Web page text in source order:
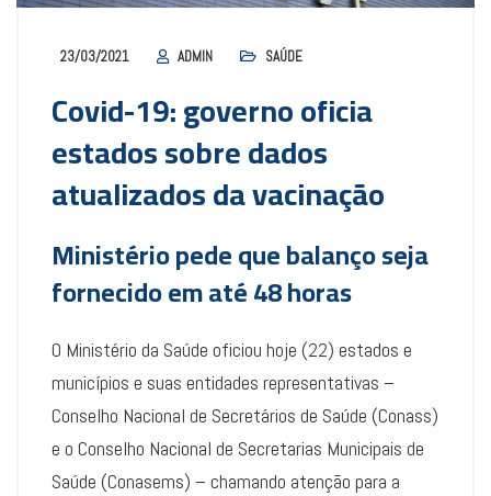
23/03/2021 ADMIN SAÚDE
Covid-19: governo oficia
estados sobre dados
atualizados da vacinação
Ministério pede que balanço seja
fornecido em até 48 horas
O Ministério da Saúde oficiou hoje (22) estados e
municípios e suas entidades representativas –
Conselho Nacional de Secretários de Saúde (Conass)
e o Conselho Nacional de Secretarias Municipais de
Saúde (Conasems) – chamando atenção para a